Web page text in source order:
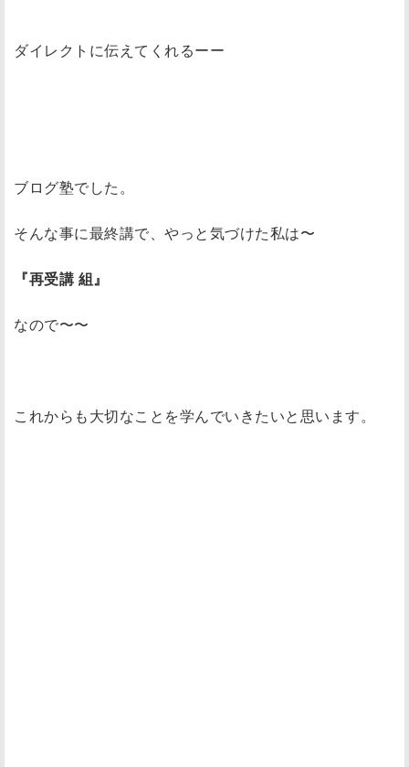
ダイレクトに伝えてくれるーー
ブログ塾でした。
そんな事に最終講で、やっと気づけた私は〜
『再受講 組』
なので〜〜
これからも大切なことを学んでいきたいと思います。